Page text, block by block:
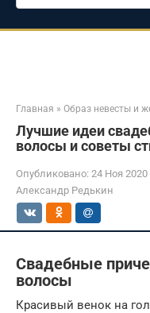
Главная » Образ невесты и
Лучшие идеи
волосы и советы
Опубликовано: 24 Ноя 2020
Александр Редькин
Свадебные
волосы
Красивый венок на